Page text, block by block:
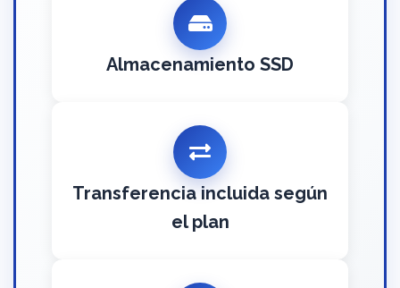
Almacenamiento SSD
Transferencia incluida según
el plan